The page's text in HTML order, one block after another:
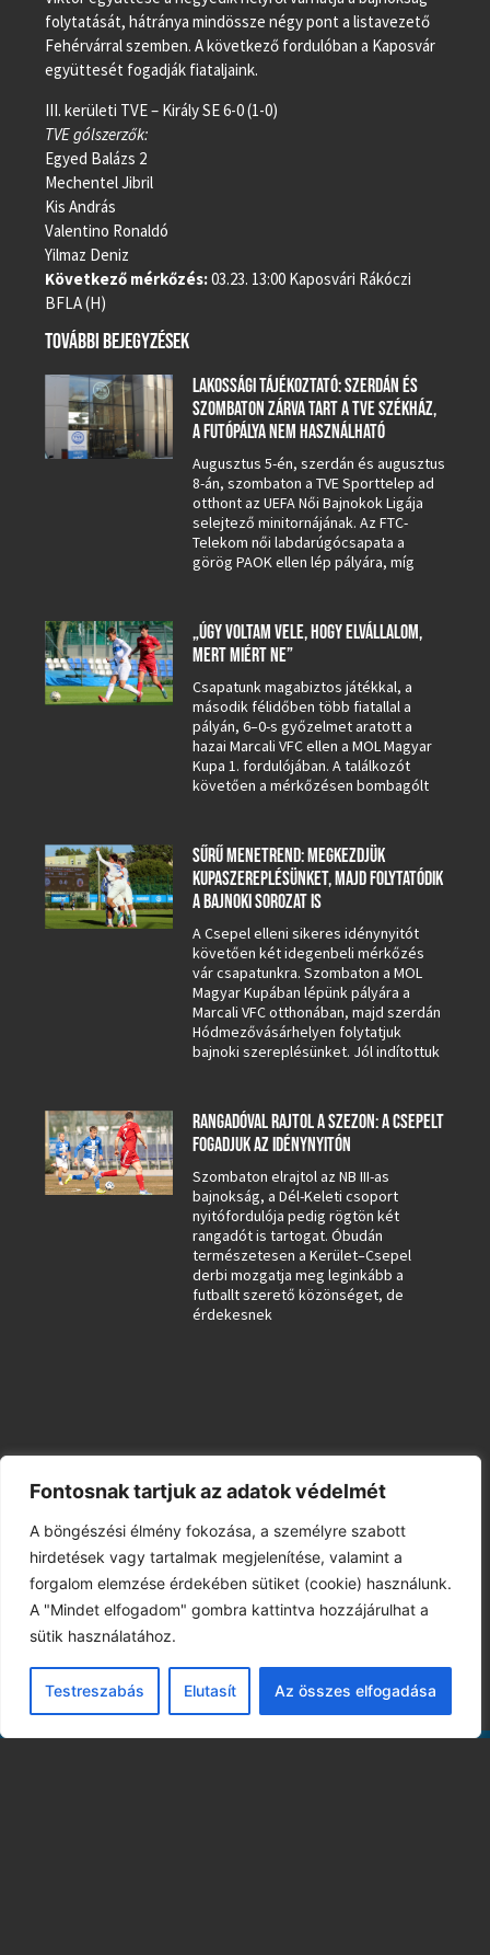
Fontosnak tartjuk az adatok védelmét
A böngészési élmény fokozása, a személyre szabott
hirdetések vagy tartalmak megjelenítése, valamint a
forgalom elemzése érdekében sütiket (cookie) használunk.
A "Mindet elfogadom" gombra kattintva hozzájárulhat a
sütik használatához.
Testreszabás Elutasít Az összes elfogadása
folytatását, hátránya mindössze négy pont a listavezető
Fehérvárral szemben. A következő fordulóban a Kaposvár
együttesét fogadják fiataljaink.
III. kerületi TVE – Király SE 6-0 (1-0)
TVE gólszerzők:
Egyed Balázs 2
Mechentel Jibril
Kis András
Valentino Ronaldó
Yilmaz Deniz
Következő mérkőzés:03.23. 13:00 Kaposvári Rákóczi
BFLA (H)
TOVÁBBI BEJEGYZÉSEK
LAKOSSÁGI TÁJÉKOZTATÓ: SZERDÁN ÉS
SZOMBATON ZÁRVA TART A TVE SZÉKHÁZ,
A FUTÓPÁLYA NEM HASZNÁLHATÓ
Augusztus 5-én, szerdán és augusztus
8-án, szombaton a TVE Sporttelep ad
otthont az UEFA Női Bajnokok Ligája
selejtező minitornájának. Az FTC-
Telekom női labdarúgócsapata a
görög PAOK ellen lép pályára, míg
„ÚGY VOLTAM VELE, HOGY ELVÁLLALOM,
MERT MIÉRT NE”
Csapatunk magabiztos játékkal, a
második félidőben több fiatallal a
pályán, 6–0-s győzelmet aratott a
hazai Marcali VFC ellen a MOL Magyar
Kupa 1. fordulójában. A találkozót
követően a mérkőzésen bombagólt
SŰRŰ MENETREND: MEGKEZDJÜK
KUPASZEREPLÉSÜNKET, MAJD FOLYTATÓDIK
A BAJNOKI SOROZAT IS
A Csepel elleni sikeres idénynyitót
követően két idegenbeli mérkőzés
vár csapatunkra. Szombaton a MOL
Magyar Kupában lépünk pályára a
Marcali VFC otthonában, majd szerdán
Hódmezővásárhelyen folytatjuk
bajnoki szereplésünket. Jól indítottuk
RANGADÓVAL RAJTOL A SZEZON: A CSEPELT
FOGADJUK AZ IDÉNYNYITÓN
Szombaton elrajtol az NB III-as
bajnokság, a Dél-Keleti csoport
nyitófordulója pedig rögtön két
rangadót is tartogat. Óbudán
természetesen a Kerület–Csepel
derbi mozgatja meg leginkább a
futballt szerető közönséget, de
érdekesnek
ELŐZŐ KÖVETKEZŐ